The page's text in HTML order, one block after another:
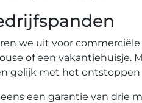
we uit voor
of een vakantiehuisje.
gelijk met het
een garantie van drie